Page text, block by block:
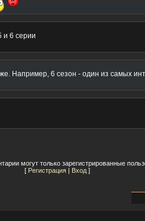
и 6 серии
Например, 6 сезон - один из самых
могут только зарегистрированные
[ Регистрация Вход ]